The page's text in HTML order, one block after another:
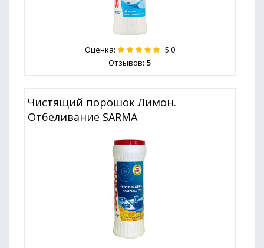
Оценка: 5.0
Отзывов: 5
Чистящий порошок Лимон.
Отбеливание SARMA